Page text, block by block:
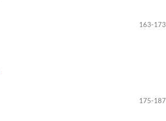
163-173
175-187